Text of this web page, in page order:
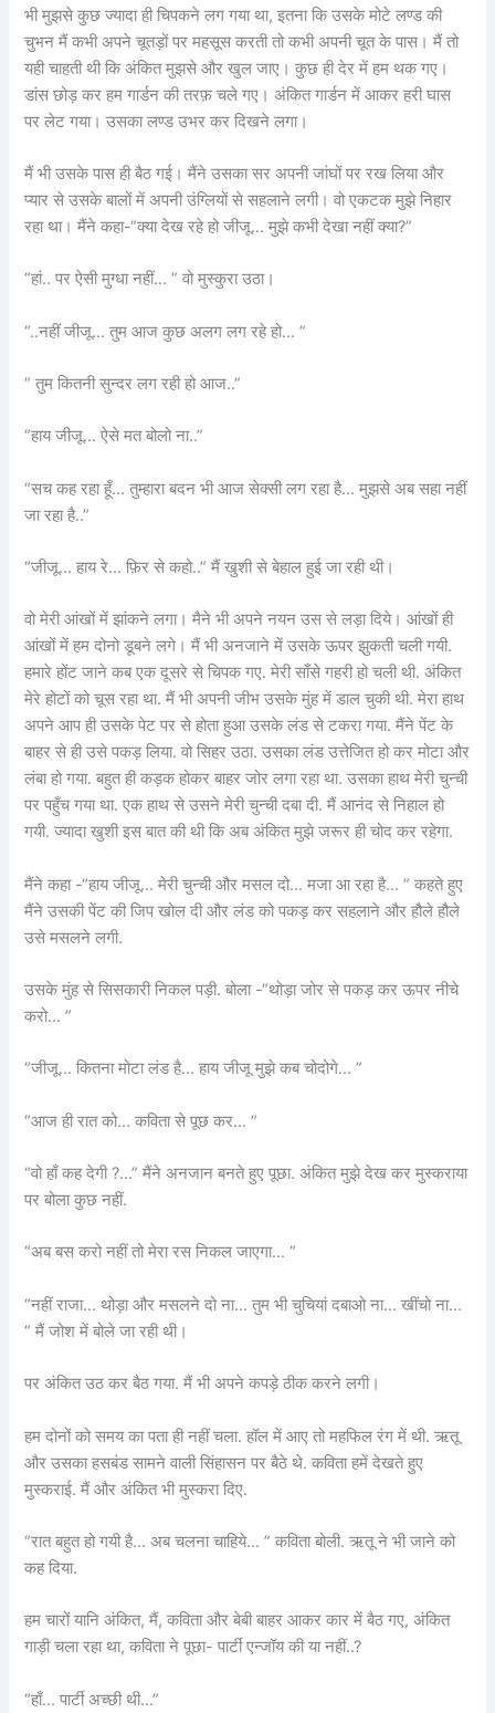
भी मुझसे कुछ ज्यादा ही चिपकने लग गया था, इतना कि उसके मोटे लण्ड की
चुभन मैं कभी अपने चूतड़ों पर महसूस करती तो कभी अपनी चूत के पास। मैं तो
यही चाहती थी कि अंकित मुझसे और खुल जाए। कुछ ही देर में हम थक गए।
डांस छोड़ कर हम गार्डन की तरफ़ चले गए। अंकित गार्डन में आकर हरी घास
पर लेट गया। उसका लण्ड उभर कर दिखने लगा।
मैं भी उसके पास ही बैठ गई। मैंने उसका सर अपनी जांघों पर रख लिया और
प्यार से उसके बालों में अपनी उंग्लियों से सहलाने लगी। वो एकटक मुझे निहार
रहा था। मैंने कहा-“क्या देख रहे हो जीजू… मुझे कभी देखा नहीं क्या?”
“हां.. पर ऐसी मुग्धा नहीं… ” वो मुस्कुरा उठा।
“..नहीं जीजू… तुम आज कुछ अलग लग रहे हो… ”
” तुम कितनी सुन्दर लग रही हो आज..”
“हाय जीजू… ऐसे मत बोलो ना..”
“सच कह रहा हूँ… तुम्हारा बदन भी आज सेक्सी लग रहा है… मुझसे अब सहा नहीं
जा रहा है..”
“जीजू… हाय रे… फ़िर से कहो..” मैं खुशी से बेहाल हुई जा रही थी।
वो मेरी आंखों में झांकने लगा। मैने भी अपने नयन उस से लड़ा दिये। आंखों ही
आंखों में हम दोनो डूबने लगे। मैं भी अनजाने में उसके ऊपर झुकती चली गयी.
हमारे होंट जाने कब एक दूसरे से चिपक गए. मेरी साँसे गहरी हो चली थी. अंकित
मेरे होटों को चूस रहा था. मैं भी अपनी जीभ उसके मुंह में डाल चुकी थी. मेरा हाथ
अपने आप ही उसके पेट पर से होता हुआ उसके लंड से टकरा गया. मैंने पेंट के
बाहर से ही उसे पकड़ लिया. वो सिहर उठा. उसका लंड उत्तेजित हो कर मोटा और
लंबा हो गया. बहुत ही कड़क होकर बाहर जोर लगा रहा था. उसका हाथ मेरी चुन्ची
पर पहुँच गया था. एक हाथ से उसने मेरी चुन्ची दबा दी. मैं आनंद से निहाल हो
गयी. ज्यादा खुशी इस बात की थी कि अब अंकित मुझे जरूर ही चोद कर रहेगा.
मैंने कहा -“हाय जीजू… मेरी चुन्ची और मसल दो… मजा आ रहा है… ” कहते हुए
मैंने उसकी पेंट की जिप खोल दी और लंड को पकड़ कर सहलाने और हौले हौले
उसे मसलने लगी.
उसके मुंह से सिसकारी निकल पड़ी. बोला -“थोड़ा जोर से पकड़ कर ऊपर नीचे
करो… ”
“जीजू… कितना मोटा लंड है… हाय जीजू मुझे कब चोदोगे… ”
“आज ही रात को… कविता से पूछ कर… ”
“वो हाँ कह देगी ?…” मैंने अनजान बनते हुए पूछा. अंकित मुझे देख कर मुस्कराया
पर बोला कुछ नहीं.
“अब बस करो नहीं तो मेरा रस निकल जाएगा… ”
“नहीं राजा… थोड़ा और मसलने दो ना… तुम भी चुचियां दबाओ ना… खींचो ना…
” मैं जोश में बोले जा रही थी।
पर अंकित उठ कर बैठ गया. मैं भी अपने कपड़े ठीक करने लगी।
हम दोनों को समय का पता ही नहीं चला. हॉल में आए तो महफिल रंग में थी. ऋतू
और उसका हसबंड सामने वाली सिंहासन पर बैठे थे. कविता हमें देखते हुए
मुस्कराई. मैं और अंकित भी मुस्करा दिए.
“रात बहुत हो गयी है… अब चलना चाहिये… ” कविता बोली. ऋतू ने भी जाने को
कह दिया.
हम चारों यानि अंकित, मैं, कविता और बेबी बाहर आकर कार में बैठ गए, अंकित
गाड़ी चला रहा था, कविता ने पूछा- पार्टी एन्जॉय की या नहीं..?
“हाँ… पार्टी अच्छी थी…”